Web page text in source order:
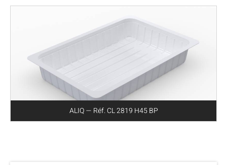
ALIQ — Réf. CL 2819 H45 BP